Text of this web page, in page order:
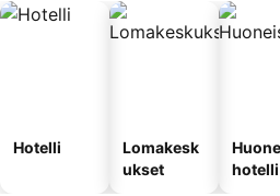
Hotelli
Lomakesk
ukset
hotelli